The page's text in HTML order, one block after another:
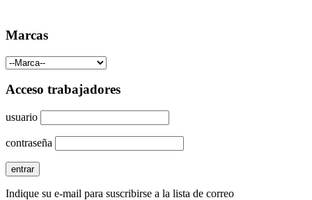
Marcas
Acceso trabajadores
usuario
contraseña
Indique su e-mail para suscribirse a la lista de correo